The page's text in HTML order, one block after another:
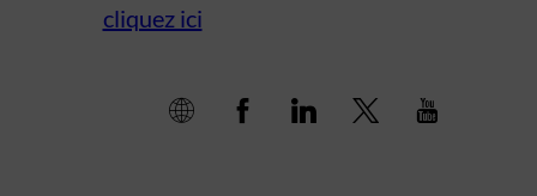
cliquez ici